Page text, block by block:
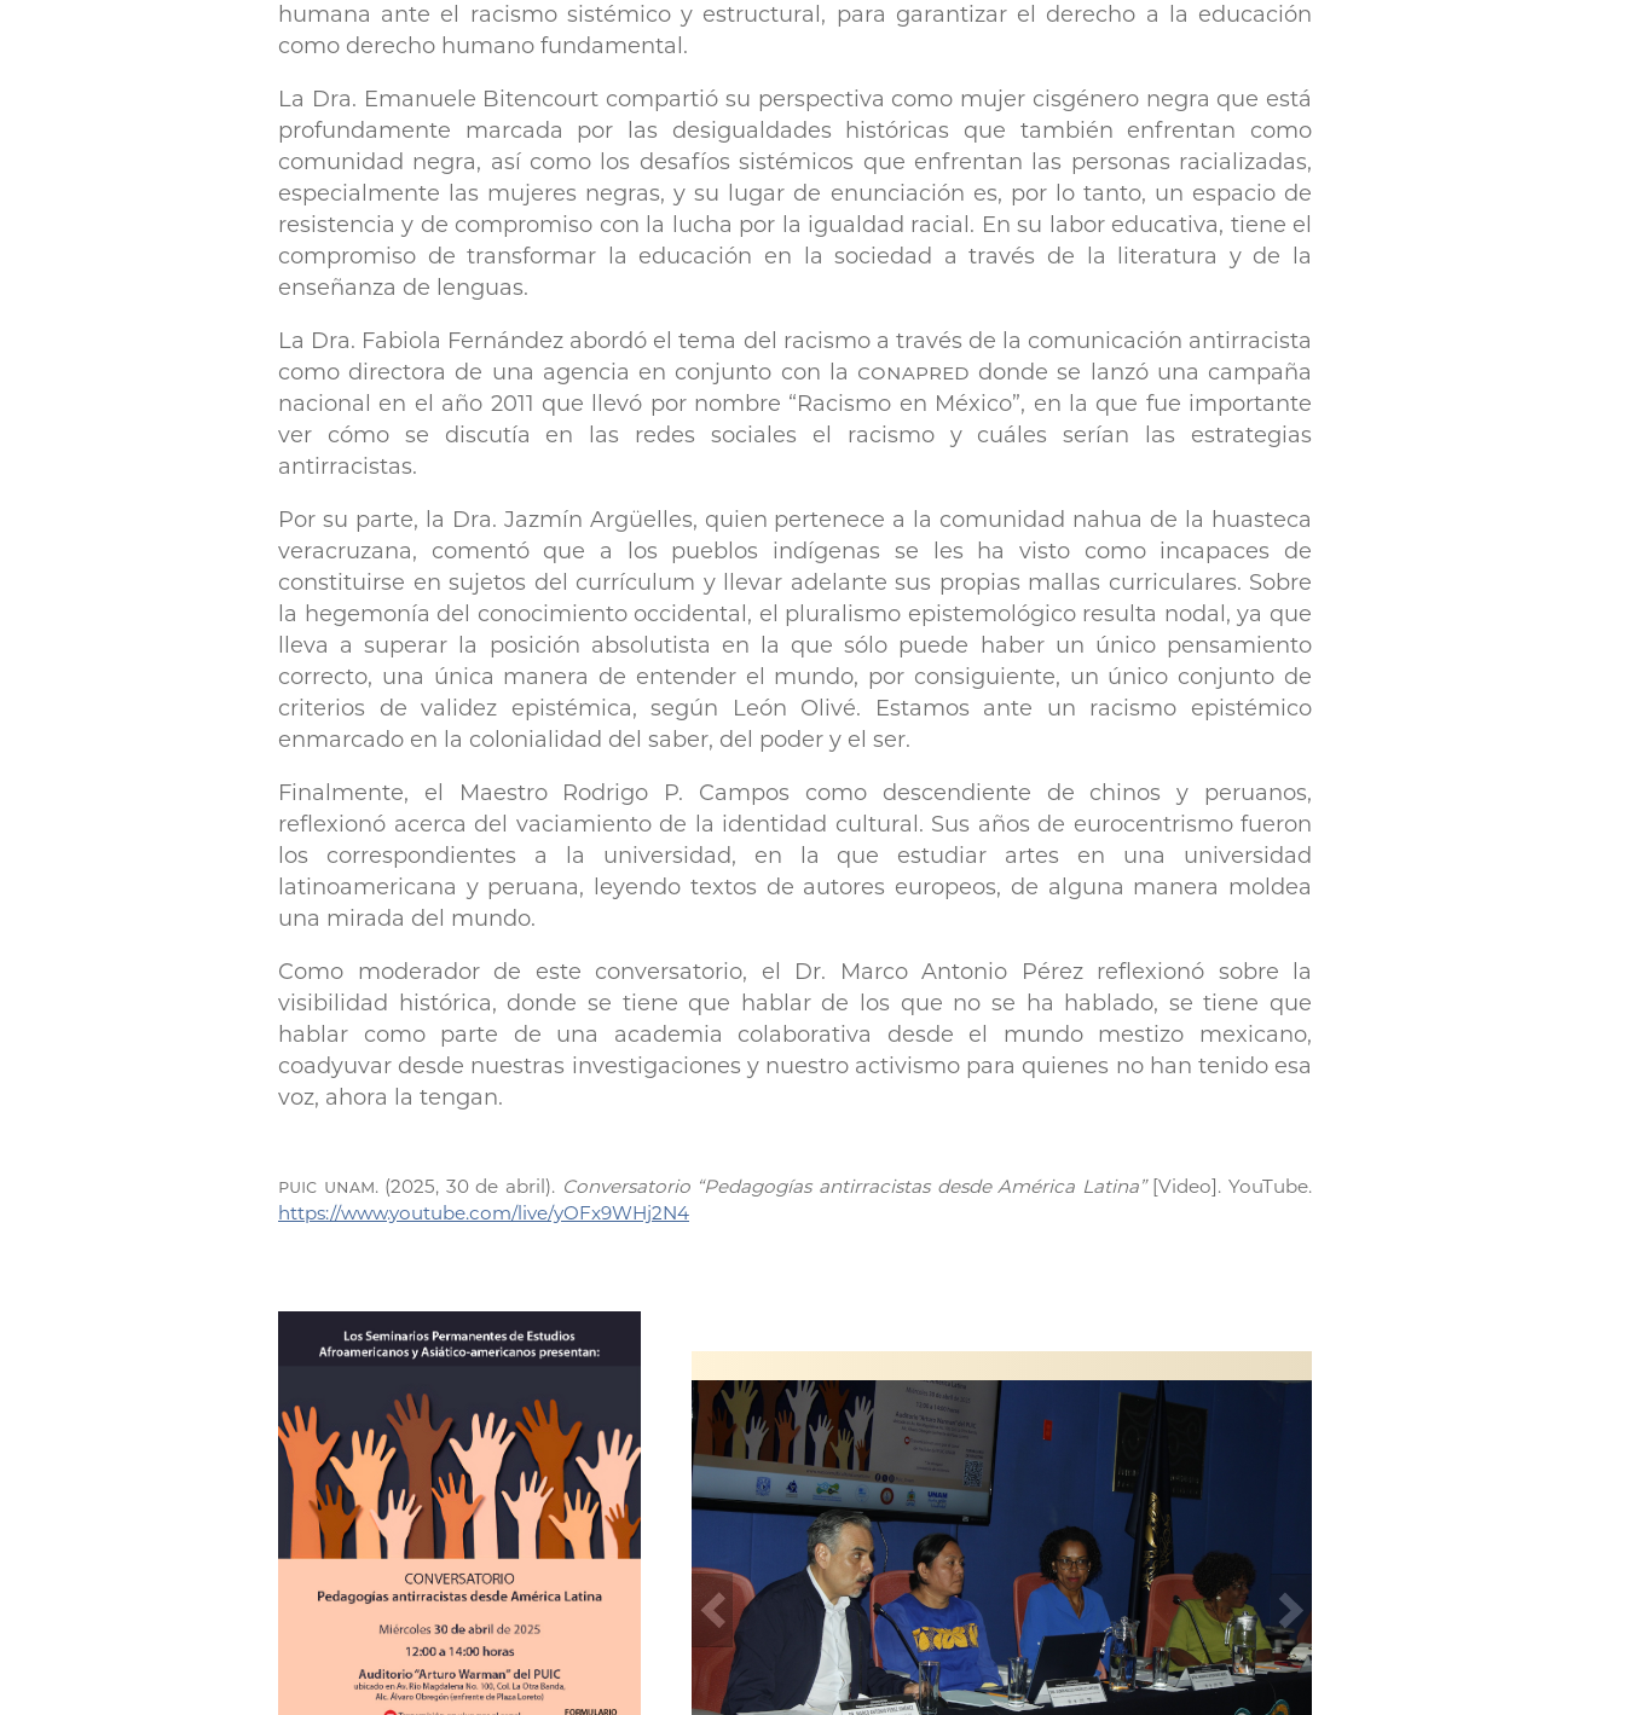
humana ante el racismo sistémico y estructural, para garantizar el derecho a la educación
como derecho humano fundamental.
La Dra. Emanuele Bitencourt compartió su perspectiva como mujer cisgénero negra que está
profundamente marcada por las desigualdades históricas que también enfrentan como
comunidad negra, así como los desafíos sistémicos que enfrentan las personas racializadas,
especialmente las mujeres negras, y su lugar de enunciación es, por lo tanto, un espacio de
resistencia y de compromiso con la lucha por la igualdad racial. En su labor educativa, tiene el
compromiso de transformar la educación en la sociedad a través de la literatura y de la
enseñanza de lenguas.
La Dra. Fabiola Fernández abordó el tema del racismo a través de la comunicación antirracista
como directora de una agencia en conjunto con la conapred donde se lanzó una campaña
nacional en el año 2011 que llevó por nombre “Racismo en México”, en la que fue importante
ver cómo se discutía en las redes sociales el racismo y cuáles serían las estrategias
antirracistas.
Por su parte, la Dra. Jazmín Argüelles, quien pertenece a la comunidad nahua de la huasteca
veracruzana, comentó que a los pueblos indígenas se les ha visto como incapaces de
constituirse en sujetos del currículum y llevar adelante sus propias mallas curriculares. Sobre
la hegemonía del conocimiento occidental, el pluralismo epistemológico resulta nodal, ya que
lleva a superar la posición absolutista en la que sólo puede haber un único pensamiento
correcto, una única manera de entender el mundo, por consiguiente, un único conjunto de
criterios de validez epistémica, según León Olivé. Estamos ante un racismo epistémico
enmarcado en la colonialidad del saber, del poder y el ser.
Finalmente, el Maestro Rodrigo P. Campos como descendiente de chinos y peruanos,
reflexionó acerca del vaciamiento de la identidad cultural. Sus años de eurocentrismo fueron
los correspondientes a la universidad, en la que estudiar artes en una universidad
latinoamericana y peruana, leyendo textos de autores europeos, de alguna manera moldea
una mirada del mundo.
Como moderador de este conversatorio, el Dr. Marco Antonio Pérez reflexionó sobre la
visibilidad histórica, donde se tiene que hablar de los que no se ha hablado, se tiene que
hablar como parte de una academia colaborativa desde el mundo mestizo mexicano,
coadyuvar desde nuestras investigaciones y nuestro activismo para quienes no han tenido esa
voz, ahora la tengan.
puic unam. (2025, 30 de abril). Conversatorio “Pedagogías antirracistas desde América Latina”[Video]. YouTube.
https://www.youtube.com/live/yOFx9WHj2N4